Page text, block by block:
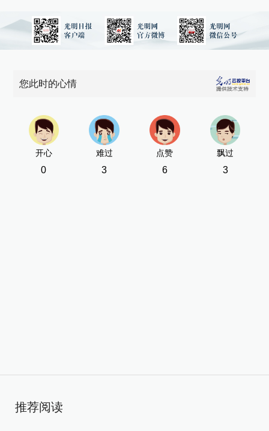
您此时的心情
开心
0
难过
3
点赞
6
飘过
3
推荐阅读